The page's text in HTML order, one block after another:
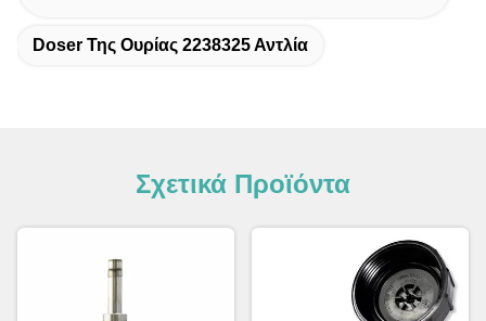
Doser Της Ουρίας 2238325 Αντλία
Σχετικά Προϊόντα